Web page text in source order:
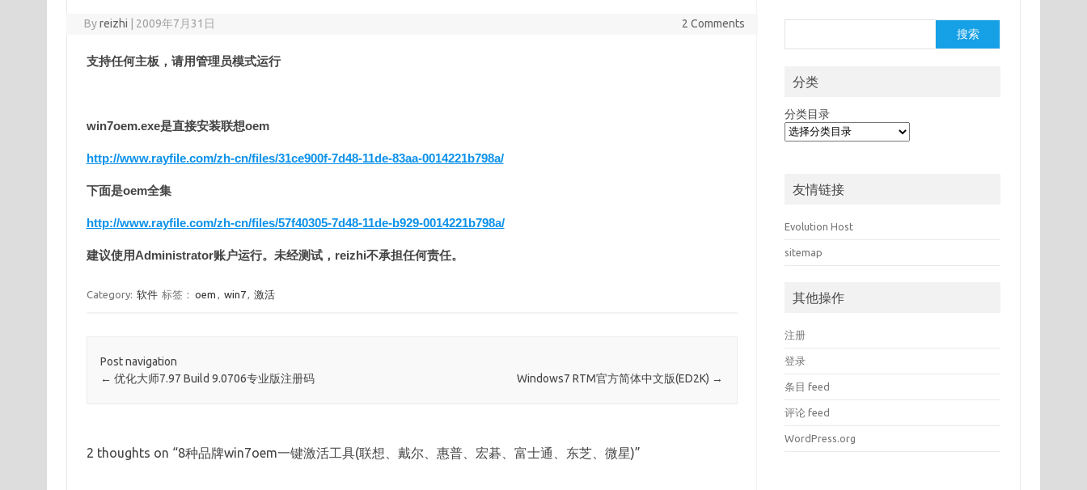
Byreizhi 2009年7月31日 2 Comments
支持任何主板，请用管理员模式运行
win7oem.exe是直接安装联想oem
http://www.rayfile.com/zh-cn/files/31ce900f-7d48-11de-83aa-0014221b798a/
下面是oem全集
http://www.rayfile.com/zh-cn/files/57f40305-7d48-11de-b929-0014221b798a/
建议使用Administrator账户运行。未经测试，reizhi不承担任何责任。
Category: 软件 标签： oem , win7, 激活
Post navigation
← 优化大师7.97 Build 9.0706专业版注册码 Windows7 RTM官方简体中文版(ED2K) →
2 thoughts on “8种品牌win7oem一键激活工具(联想、戴尔、惠普、宏碁、富士通、东芝、微星)”
索
搜索
分类
分类目录
友情链接
Evolution Host
sitemap
其他操作
注册
登录
条目 feed
评论 feed
WordPress.org